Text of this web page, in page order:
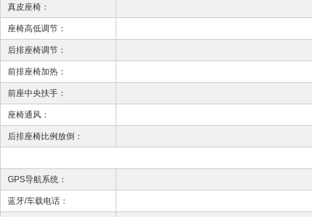
真皮座椅：
座椅高低调节：
后排座椅调节：
前排座椅加热：
前座中央扶手：
座椅通风：
后排座椅比例放倒：
GPS导航系统：
蓝牙/车载电话：